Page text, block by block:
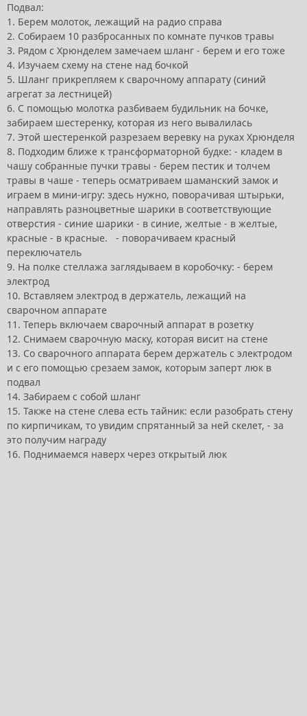
Подвал:
1. Берем молоток, лежащий на радио справа
2. Собираем 10 разбросанных по комнате пучков травы
3. Рядом с Хрюнделем замечаем шланг - берем и его тоже
4. Изучаем схему на стене над бочкой
5. Шланг прикрепляем к сварочному аппарату (синий
агрегат за лестницей)
6. С помощью молотка разбиваем будильник на бочке,
забираем шестеренку, которая из него вывалилась
7. Этой шестеренкой разрезаем веревку на руках Хрюнделя
8. Подходим ближе к трансформаторной будке: - кладем в
чашу собранные пучки травы - берем пестик и толчем
травы в чаше - теперь осматриваем шаманский замок и
играем в мини-игру: здесь нужно, поворачивая штырьки,
направлять разноцветные шарики в соответствующие
отверстия - синие шарики - в синие, желтые - в желтые,
красные - в красные. - поворачиваем красный
переключатель
9. На полке стеллажа заглядываем в коробочку: - берем
электрод
10. Вставляем электрод в держатель, лежащий на
сварочном аппарате
11. Теперь включаем сварочный аппарат в розетку
12. Снимаем сварочную маску, которая висит на стене
13. Со сварочного аппарата берем держатель с электродом
и с его помощью срезаем замок, которым заперт люк в
подвал
14. Забираем с собой шланг
15. Также на стене слева есть тайник: если разобрать стену
по кирпичикам, то увидим спрятанный за ней скелет, - за
это получим награду
16. Поднимаемся наверх через открытый люк